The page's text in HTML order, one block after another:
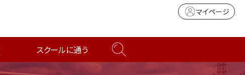
マイページ
スクールに通う